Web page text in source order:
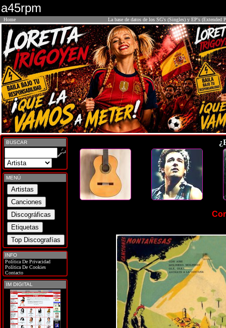
a45rpm
Home La base de datos de los SG's (Singles) y EP's (Extended
BUSCAR
MENÚ
INFO
Política De Privacidad
Política De Cookies
Contacto
IM DIGITAL